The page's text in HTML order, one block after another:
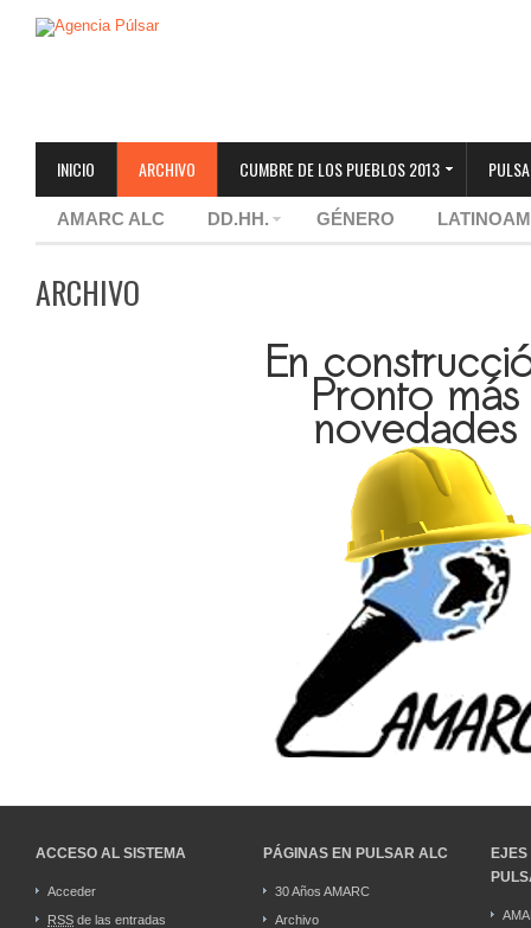
INICIO ARCHIVO CUMBRE DE LOS PUEBLOS 2013
AMARC ALC DD.HH. GÉNERO
ARCHIVO
ACCESO AL SISTEMA
Acceder
RSS de las entradas
PÁGINAS EN PULSAR ALC
30 Años AMARC
Archivo